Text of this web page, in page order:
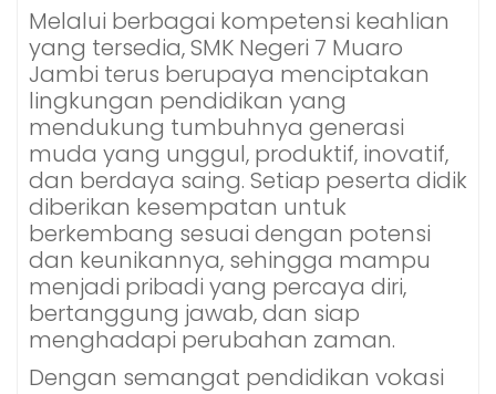
Melalui berbagai kompetensi keahlian
yang tersedia, SMK Negeri 7 Muaro
Jambi terus berupaya menciptakan
lingkungan pendidikan yang
mendukung tumbuhnya generasi
muda yang unggul, produktif, inovatif,
dan berdaya saing. Setiap peserta didik
diberikan kesempatan untuk
berkembang sesuai dengan potensi
dan keunikannya, sehingga mampu
menjadi pribadi yang percaya diri,
bertanggung jawab, dan siap
menghadapi perubahan zaman.
Dengan semangat pendidikan vokasi